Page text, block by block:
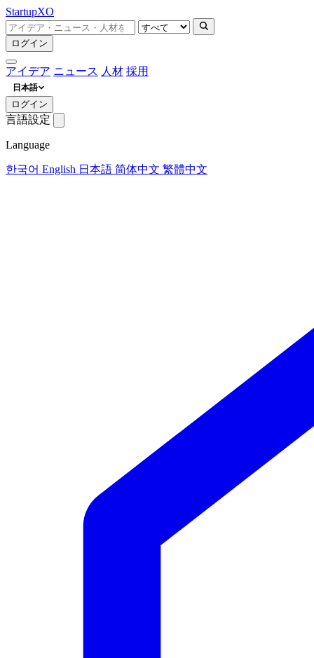
StartupXO
ログイン
アイデア ニュース 人材 採用
日本語
ログイン
言語設定
Language
한국어 English 日本語 简体中文 繁體中文